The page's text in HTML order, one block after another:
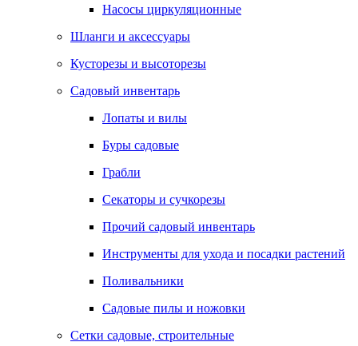
Насосы циркуляционные
Шланги и аксессуары
Кусторезы и высоторезы
Садовый инвентарь
Лопаты и вилы
Буры садовые
Грабли
Секаторы и сучкорезы
Прочий садовый инвентарь
Инструменты для ухода и посадки растений
Поливальники
Садовые пилы и ножовки
Сетки садовые, строительные